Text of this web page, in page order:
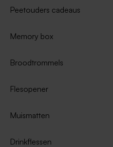
Peetouders cadeaus
Memory box
Broodtrommels
Flesopener
Muismatten
Drinkflessen